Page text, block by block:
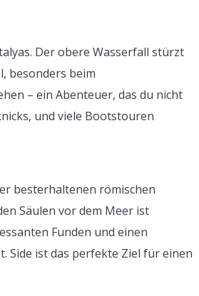
Der obere Wasserfall stürzt
besonders beim
– ein Abenteuer, das du nicht
und viele Bootstouren
besterhaltenen römischen
Säulen vor dem Meer ist
Funden und einen
Side ist das perfekte Ziel für einen